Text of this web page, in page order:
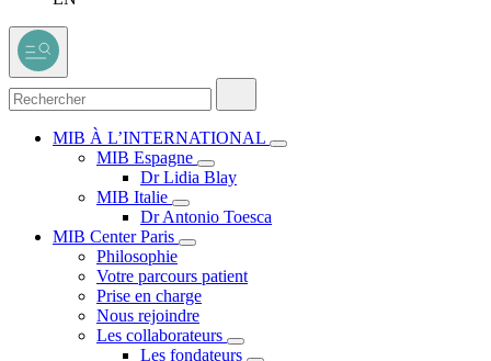
MIB À L’INTERNATIONAL
MIB Espagne
Dr Lidia Blay
MIB Italie
Dr Antonio Toesca
MIB Center Paris
Philosophie
Votre parcours patient
Prise en charge
Nous rejoindre
Les collaborateurs
Les fondateurs